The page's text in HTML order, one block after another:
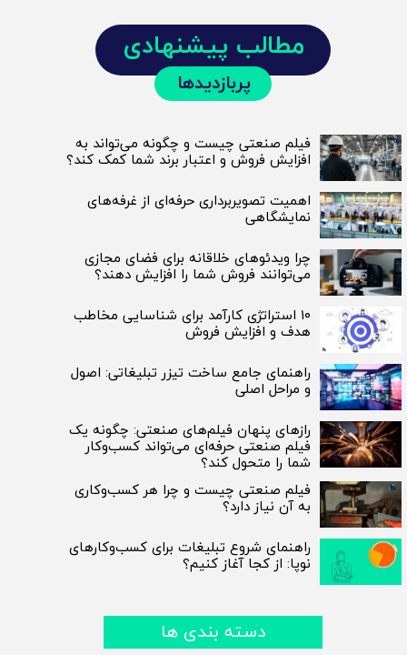
فیلم صنعتی چیست و چگونه می‌تواند به
افزایش فروش و اعتبار برند شما کمک کند؟
اهمیت تصویربرداری حرفه‌ای از غرفه‌های
نمایشگاهی
چرا ویدئوهای خلاقانه برای فضای مجازی
می‌توانند فروش شما را افزایش دهند؟
۱۰ استراتژی کارآمد برای شناسایی مخاطب
هدف و افزایش فروش
راهنمای جامع ساخت تیزر تبلیغاتی: اصول
و مراحل اصلی
رازهای پنهان فیلم‌های صنعتی: چگونه یک
فیلم صنعتی حرفه‌ای می‌تواند کسب‌وکار
شما را متحول کند؟
فیلم صنعتی چیست و چرا هر کسب‌وکاری
به آن نیاز دارد؟
راهنمای شروع تبلیغات برای کسب‌وکارهای
نوپا: از کجا آغاز کنیم؟
مطالب پیشنهادی
پربازدیدها
دسته بندی ها